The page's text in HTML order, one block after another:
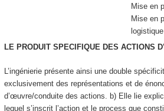
Mise en
Mise en
logistique
LE PRODUIT SPECIFIQUE DES ACTIONS
L’ingénierie présente ainsi une double
exclusivement des représentations et de
d’œuvre/conduite des actions. b) Elle lie
lequel s’inscrit l’action et le process que